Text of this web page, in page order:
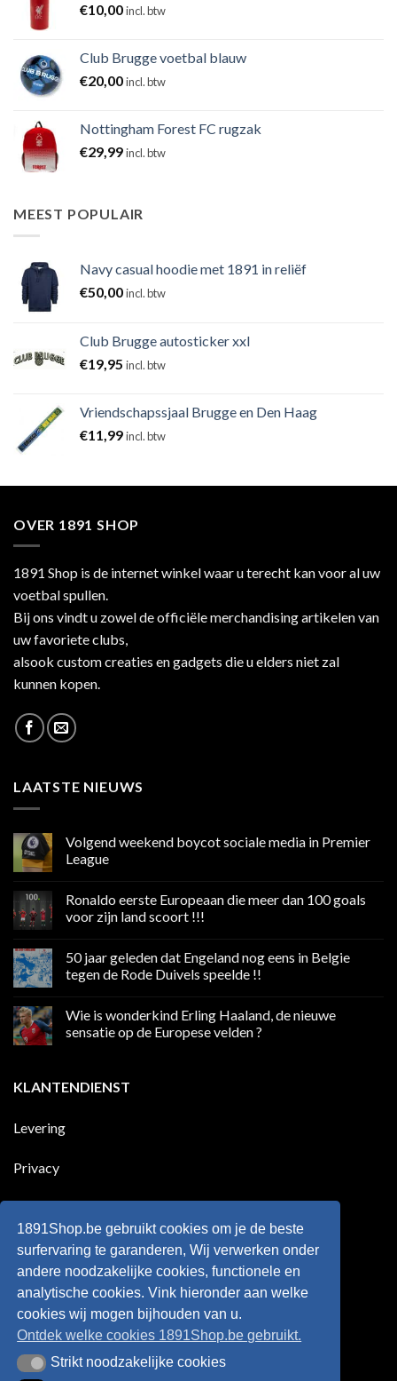
€10,00incl. btw
Club Brugge voetbal blauw
€20,00incl. btw
Nottingham Forest FC rugzak
€29,99incl. btw
MEEST POPULAIR
Navy casual hoodie met 1891 in reliëf
€50,00incl. btw
Club Brugge autosticker xxl
€19,95 incl. btw
Vriendschapssjaal Brugge en Den Haag
€11,99incl. btw
OVER 1891 SHOP
1891 Shop is de internet winkel waar u terecht kan voor al uw
voetbal spullen.
Bij ons vindt u zowel de officiële merchandising artikelen van
uw favoriete clubs,
alsook custom creaties en gadgets die u elders niet zal
kunnen kopen.
LAATSTE NIEUWS
Volgend weekend boycot sociale media in Premier
League
op
weekend
media
in
Premier
Ronaldo eerste Europeaan die meer dan 100 goals
voor zijn land scoort !!!
op
Ronaldo
eerste
meer
100
land
scoort
50 jaar geleden dat Engeland nog eens in Belgie
tegen de Rode Duivels speelde !!
op
jaar
nog
eens
tegen
Wie is wonderkind Erling Haaland, de nieuwe
sensatie op de Europese velden ?
Wie
is
Haaland,
Europese
KLANTENDIENST
Levering
Privacy
Retourneren
Algemene voorwaarden
1891Shop.be gebruikt cookies om je de beste
surfervaring te garanderen, Wij verwerken onder
andere noodzakelijke cookies, functionele en
analytische cookies. Vink hieronder aan welke
cookies wij mogen bijhouden van u.
Ontdek welke cookies 1891Shop.be gebruikt.
Strikt noodzakelijke cookies
Strikt noodzakelijke cookies